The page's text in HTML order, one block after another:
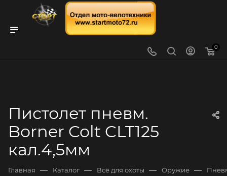
0
Пистолет пневм.
Borner Colt CLT125
кал.4,5мм
Главная — Каталог — Всё для охоты — Оружие —